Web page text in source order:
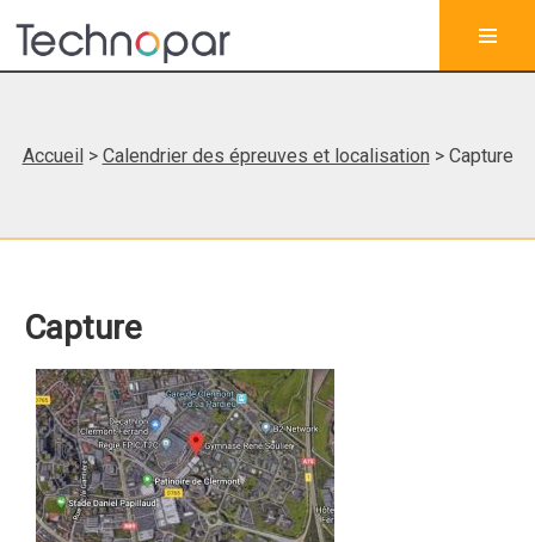
Accueil> Calendrier des épreuves et localisation > Capture
Capture